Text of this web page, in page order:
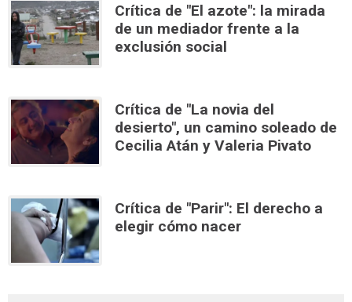
Crítica de "El azote": la mirada
de un mediador frente a la
exclusión social
Crítica de "La novia del
desierto", un camino soleado de
Cecilia Atán y Valeria Pivato
Crítica de "Parir": El derecho a
elegir cómo nacer